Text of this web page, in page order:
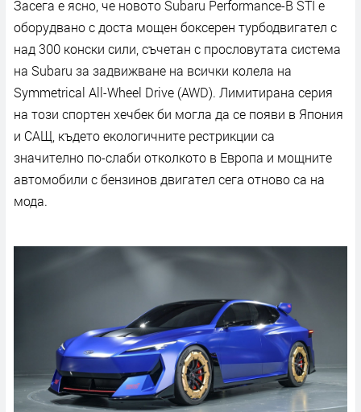
Засега е ясно, че новото Subaru Performance-B STI е
оборудвано с доста мощен боксерен турбодвигател с
над 300 конски сили, съчетан с прословутата система
на Subaru за задвижване на всички колела на
Symmetrical All-Wheel Drive (AWD). Лимитирана серия
на този спортен хечбек би могла да се появи в Япония
и САЩ, където екологичните рестрикции са
значително по-слаби отколкото в Европа и мощните
автомобили с бензинов двигател сега отново са на
мода.